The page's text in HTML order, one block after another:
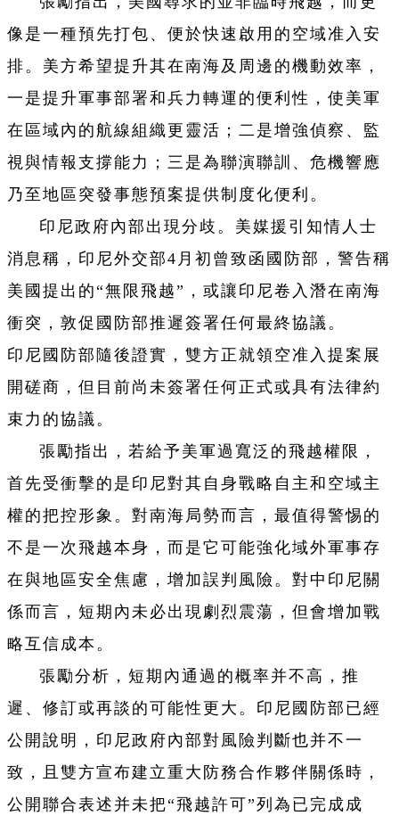
像是一種預先打包、便於快速啟用的空域准入安
排。美方希望提升其在南海及周邊的機動效率，
一是提升軍事部署和兵力轉運的便利性，使美軍
在區域內的航線組織更靈活；二是增強偵察、監
視與情報支撐能力；三是為聯演聯訓、危機響應
乃至地區突發事態預案提供制度化便利。
印尼政府內部出現分歧。美媒援引知情人士
消息稱，印尼外交部4月初曾致函國防部，警告稱
美國提出的“無限飛越”，或讓印尼卷入潛在南海
衝突，敦促國防部推遲簽署任何最終協議。
印尼國防部隨後證實，雙方正就領空准入提案展
開磋商，但目前尚未簽署任何正式或具有法律約
束力的協議。
張勵指出，若給予美軍過寬泛的飛越權限，
首先受衝擊的是印尼對其自身戰略自主和空域主
權的把控形象。對南海局勢而言，最值得警惕的
不是一次飛越本身，而是它可能強化域外軍事存
在與地區安全焦慮，增加誤判風險。對中印尼關
係而言，短期內未必出現劇烈震蕩，但會增加戰
略互信成本。
張勵分析，短期內通過的概率并不高，推
遲、修訂或再談的可能性更大。印尼國防部已經
公開說明，印尼政府內部對風險判斷也并不一
致，且雙方宣布建立重大防務合作夥伴關係時，
公開聯合表述并未把“飛越許可”列為已完成成